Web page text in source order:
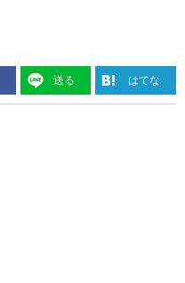
送る はてな